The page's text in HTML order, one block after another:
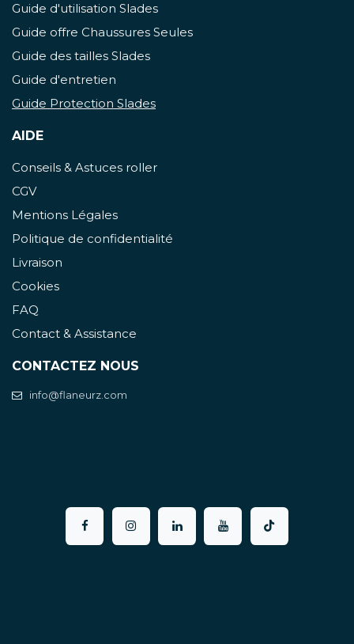
Guide d'utilisation Slades
Guide offre Chaussures Seules
Guide des tailles Slades
Guide d'entretien
Guide Protection Slades
AIDE
Conseils & Astuces roller
CGV
Mentions Légales
Politique de confidentialité
Livraison
Cookies
FAQ
Contact & Assistance
CONTACTEZ NOUS
info@flaneurz.com